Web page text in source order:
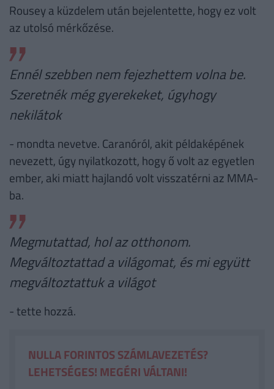
Rousey a küzdelem után bejelentette, hogy ez volt
az utolsó mérkőzése.
Ennél szebben nem fejezhettem volna be.
Szeretnék még gyerekeket, úgyhogy
nekilátok
- mondta nevetve. Caranóról, akit példaképének
nevezett, úgy nyilatkozott, hogy ő volt az egyetlen
ember, aki miatt hajlandó volt visszatérni az MMA-
ba.
Megmutattad, hol az otthonom.
Megváltoztattad a világomat, és mi együtt
megváltoztattuk a világot
- tette hozzá.
NULLA FORINTOS SZÁMLAVEZETÉS?
LEHETSÉGES! MEGÉRI VÁLTANI!